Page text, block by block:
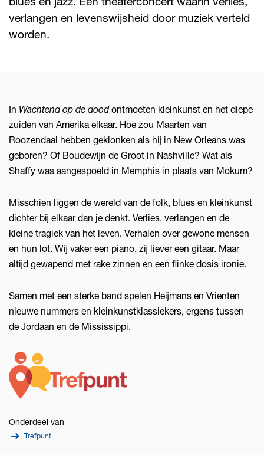
verlangen en levenswijsheid door muziek verteld
worden.
In Wachtend op de doodontmoeten kleinkunst en het diepe
zuiden van Amerika elkaar. Hoe zou Maarten van
Roozendaal hebben geklonken als hij in New Orleans was
geboren? Of Boudewijn de Groot in Nashville? Wat als
Shaffy was aangespoeld in Memphis in plaats van Mokum?
Misschien liggen de wereld van de folk, blues en kleinkunst
dichter bij elkaar dan je denkt. Verlies, verlangen en de
kleine tragiek van het leven. Verhalen over gewone mensen
en hun lot. Wij vaker een piano, zij liever een gitaar. Maar
altijd gewapend met rake zinnen en een flinke dosis ironie.
Samen met een sterke band spelen Heijmans en Vrienten
nieuwe nummers en kleinkunstklassiekers, ergens tussen
de Jordaan en de Mississippi.
Onderdeel van
Trefpunt